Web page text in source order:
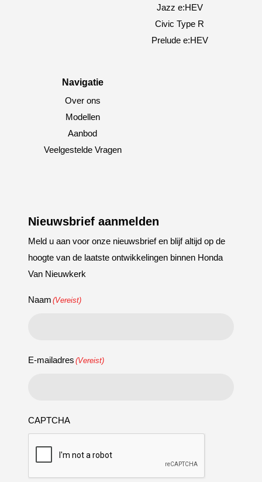
Jazz e:HEV
Civic Type R
Prelude e:HEV
Navigatie
Over ons
Modellen
Aanbod
Veelgestelde Vragen
Nieuwsbrief aanmelden
Meld u aan voor onze nieuwsbrief en blijf altijd op de
hoogte van de laatste ontwikkelingen binnen Honda
Van Nieuwkerk
Naam (Vereist)
E-mailadres (Vereist)
CAPTCHA